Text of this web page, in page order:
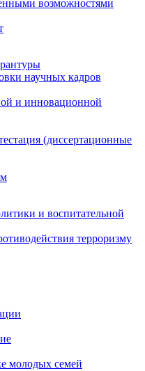
возможностями
научных кадров
и инновационной
(диссертационные
и воспитательной
терроризму
молодых семей